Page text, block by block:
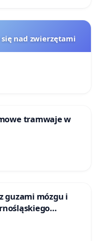
nad zwierzętami
tramwaje w
guzami mózgu i